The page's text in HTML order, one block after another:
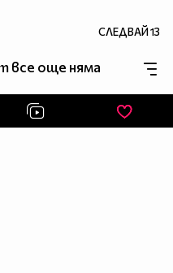
СЛЕДВАЙ13
все още няма